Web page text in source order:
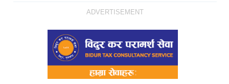
ADVERTISEMENT